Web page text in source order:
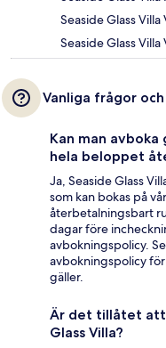
Seaside Glass Villa
Seaside Glass Villa
Vanliga frågor
Kan man avboka
hela beloppet
Ja, Seaside Glass
som kan bokas på
återbetalningsbart
dagar före
avbokningspolicy.
avbokningspolicy
gäller.
Är det tillåtet att
Glass Villa?